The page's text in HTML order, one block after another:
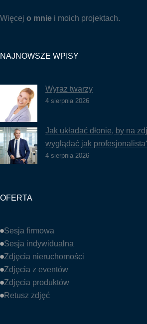
Więcej o mnie i moich projektach.
NAJNOWSZE WPISY
Wyraz twarzy
4 sierpnia 2026
Jak układać dłonie, by na
wyglądać jak
4 sierpnia 2026
OFERTA
Sesja firmowa
Sesja indywidualna
Zdjęcia nieruchomości
Zdjęcia z eventów
Zdjęcia produktów
Retusz zdjęć